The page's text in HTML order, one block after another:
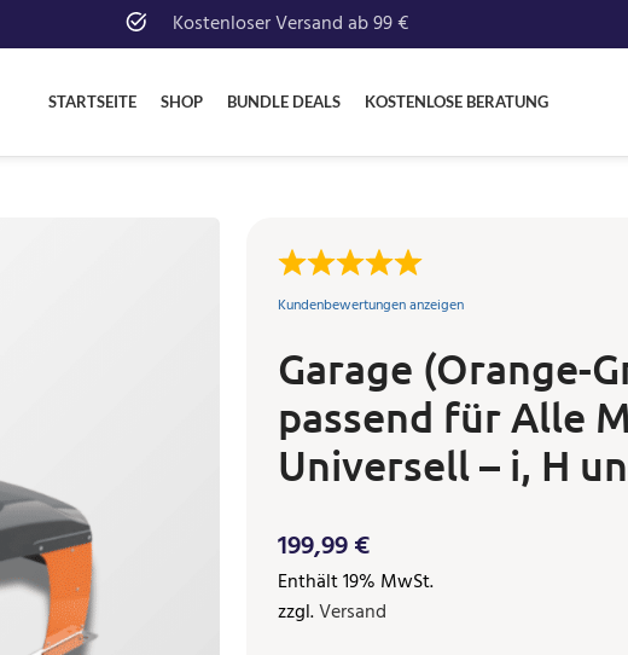
Kostenloser Versand ab 99 €
STARTSEITE SHOP BUNDLE DEALS KOSTENLOSE BERATUNG
Kundenbewertungen anzeigen
Garage (Orange-
passend für Alle
Universell – i, H
199,99€
Enthält 19% MwSt.
zzgl.Versand